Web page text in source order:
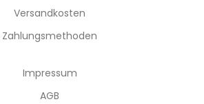
Versandkosten
Zahlungsmethoden
Impressum
AGB